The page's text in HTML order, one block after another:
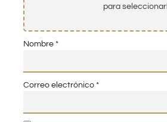
para
Nombre *
Correo electrónico *